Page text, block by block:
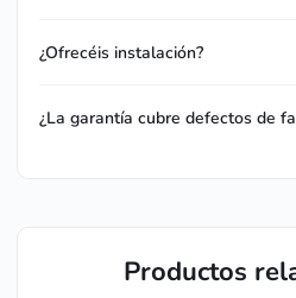
¿Ofrecéis instalación?
¿La garantía cubre defectos de
Productos